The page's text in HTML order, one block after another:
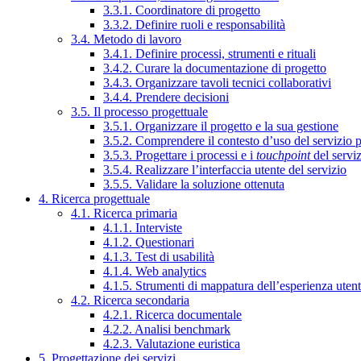
3.3.1. Coordinatore di progetto
3.3.2. Definire ruoli e responsabilità
3.4. Metodo di lavoro
3.4.1. Definire processi, strumenti e rituali
3.4.2. Curare la documentazione di progetto
3.4.3. Organizzare tavoli tecnici collaborativi
3.4.4. Prendere decisioni
3.5. Il processo progettuale
3.5.1. Organizzare il progetto e la sua gestione
3.5.2. Comprendere il contesto d’uso del servizio
3.5.3. Progettare i processi e i touchpointdel
3.5.4. Realizzare l’interfaccia utente del servizio
3.5.5. Validare la soluzione ottenuta
4. Ricerca progettuale
4.1. Ricerca primaria
4.1.1. Interviste
4.1.2. Questionari
4.1.3. Test di usabilità
4.1.4. Web analytics
4.1.5. Strumenti di mappatura dell’esperienza
4.2. Ricerca secondaria
4.2.1. Ricerca documentale
4.2.2. Analisi benchmark
4.2.3. Valutazione euristica
5. Progettazione dei servizi